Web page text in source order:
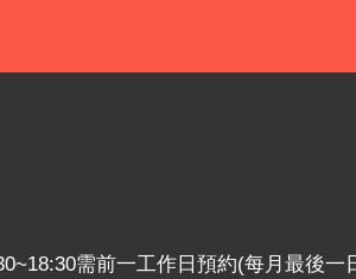
需前一工作日預約(每月最後